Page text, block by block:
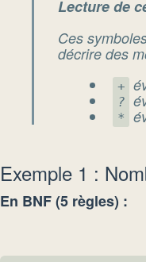
Lecture de
Ces
décrire des
+
?
*
Exemple 1 :
En BNF (5 règles) :